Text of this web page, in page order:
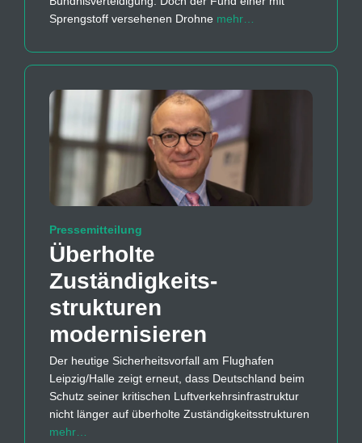
Sprengstoff versehenen Drohne mehr…
Pressemitteilung
Überholte
Zuständigkeits­
strukturen
modernisieren
Der heutige Sicherheitsvorfall am Flughafen
Leipzig/Halle zeigt erneut, dass Deutschland beim
Schutz seiner kritischen Luftverkehrsinfrastruktur
nicht länger auf überholte Zuständigkeitsstrukturen
mehr…